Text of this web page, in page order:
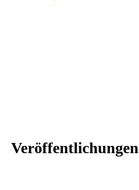
Veröffentlichungen